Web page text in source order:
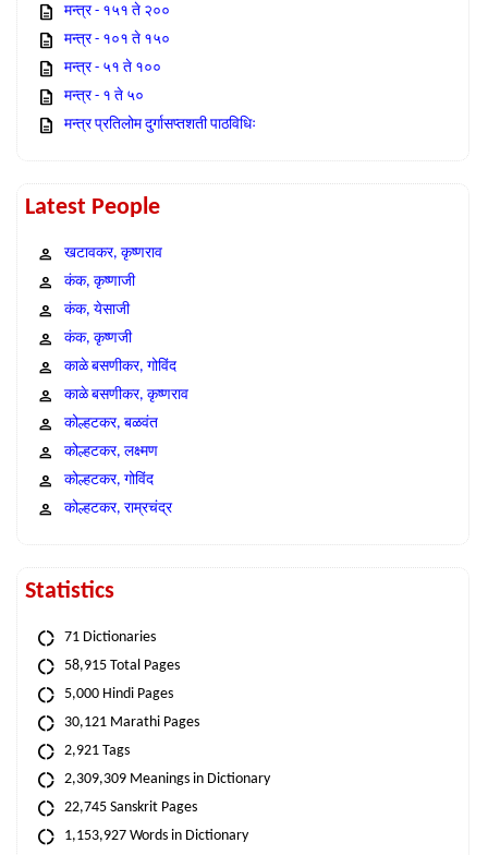
मन्त्र - १५१ ते २००
मन्त्र - १०१ ते १५०
मन्त्र - ५१ ते १००
मन्त्र - १ ते ५०
मन्त्र प्रतिलोम दुर्गासप्तशती पाठविधिः
Latest People
खटावकर, कृष्णराव
कंक, कृष्णाजी
कंक, येसाजी
कंक, कृष्णजी
काळे बसणीकर, गोविंद
काळे बसणीकर, कृष्णराव
कोल्हटकर, बळवंत
कोल्हटकर, लक्ष्मण
कोल्हटकर, गोविंद
कोल्हटकर, राम्रचंद्र
Statistics
71 Dictionaries
58,915 Total Pages
5,000 Hindi Pages
30,121 Marathi Pages
2,921 Tags
2,309,309 Meanings in Dictionary
22,745 Sanskrit Pages
1,153,927 Words in Dictionary